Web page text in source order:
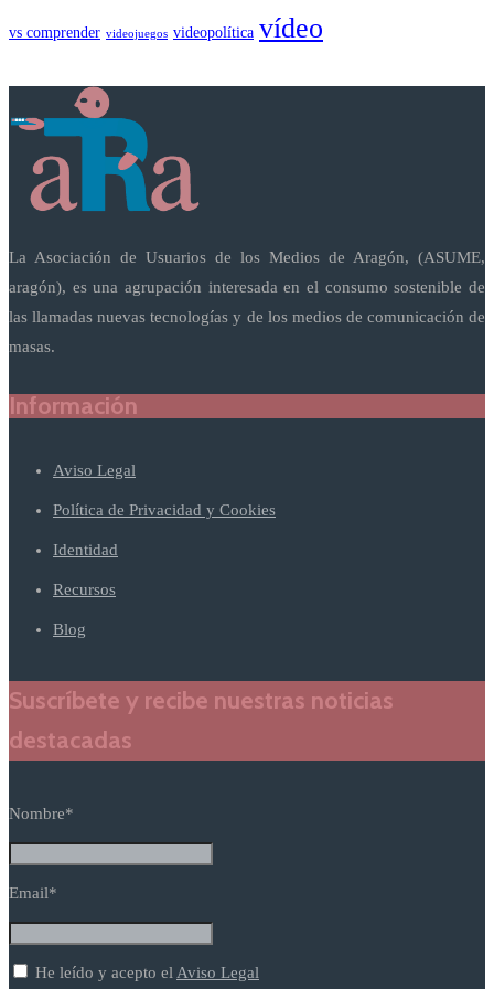
vs comprender videojuegos videopolítica vídeo
La Asociación de Usuarios de los Medios de Aragón, (ASUME,
aragón), es una agrupación interesada en el consumo sostenible de
las llamadas nuevas tecnologías y de los medios de comunicación de
masas.
Información
Aviso Legal
Política de Privacidad y Cookies
Identidad
Recursos
Blog
Suscríbete y recibe nuestras noticias
destacadas
Nombre*
Email*
He leído y acepto el Aviso Legal